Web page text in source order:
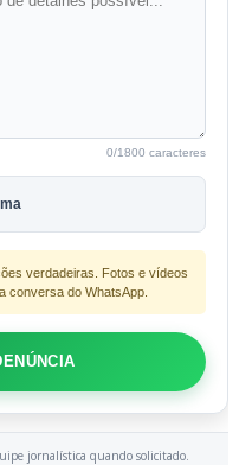
0/1800 caracteres
verdadeiras. Fotos e vídeos
conversa do WhatsApp.
jornalística quando solicitado.